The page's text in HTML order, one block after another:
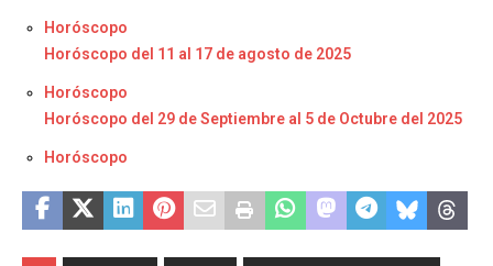
Respecto a
Horóscopo
Horóscopo del 11 al 17 de agosto de 2025
Respecto a
Horóscopo
Horóscopo del 29 de Septiembre al 5 de Octubre del 2025
Respecto a
Horóscopo